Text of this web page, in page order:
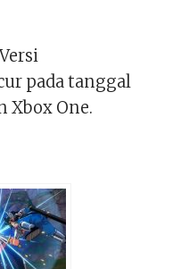
pada tanggal
Xbox One.